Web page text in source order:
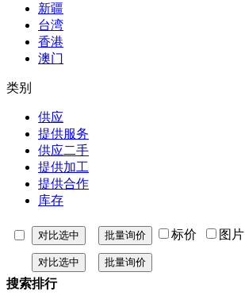
新疆
台湾
香港
澳门
类别
供应
提供服务
供应二手
提供加工
提供合作
库存
标价 图片
搜索排行